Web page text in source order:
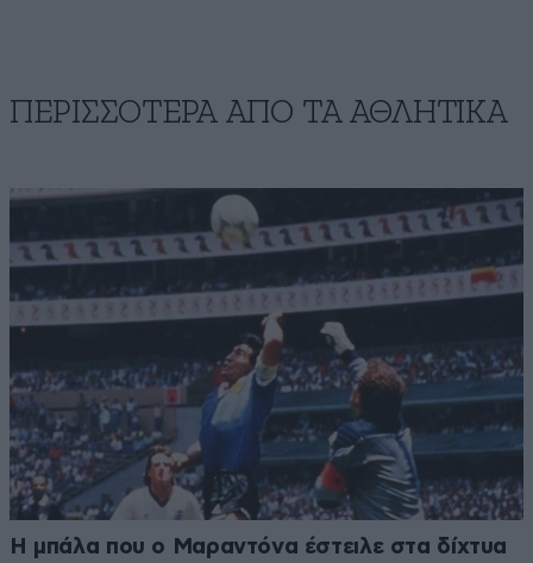
ΠΕΡΙΣΣΟΤΕΡΑ ΑΠΟ ΤA ΑΘΛΗΤΙΚΑ
Η μπάλα που ο Μαραντόνα έστειλε στα δίχτυα